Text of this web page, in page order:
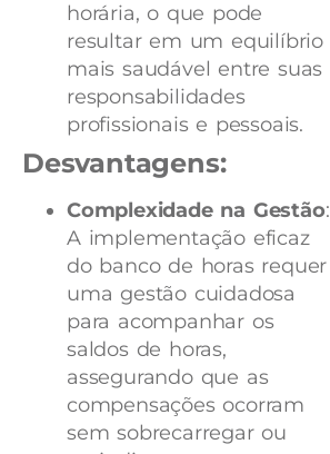
horária, o que pode
resultar em um equilíbrio
mais saudável entre suas
responsabilidades
profissionais e pessoais.
Desvantagens:
Complexidade na Gestão:
A implementação eficaz
do banco de horas requer
uma gestão cuidadosa
para acompanhar os
saldos de horas,
assegurando que as
compensações ocorram
sem sobrecarregar ou